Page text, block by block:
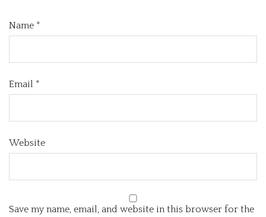
Name *
Email *
Website
Save my name, email, and website in this browser for the